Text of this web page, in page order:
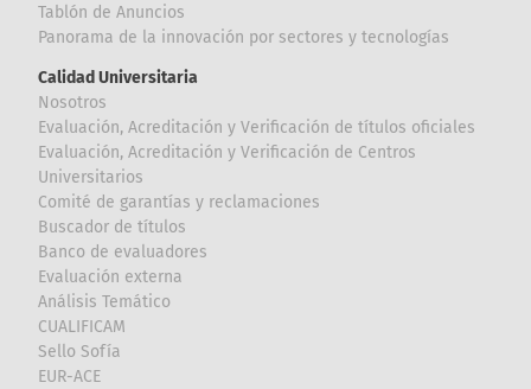
Tablón de Anuncios
Panorama de la innovación por sectores y tecnologías
Calidad Universitaria
Nosotros
Evaluación, Acreditación y Verificación de títulos oficiales
Evaluación, Acreditación y Verificación de Centros
Universitarios
Comité de garantías y reclamaciones
Buscador de títulos
Banco de evaluadores
Evaluación externa
Análisis Temático
CUALIFICAM
Sello Sofía
EUR-ACE